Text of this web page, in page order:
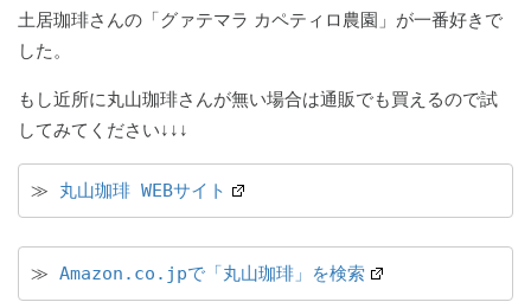
土居珈琲さんの「グァテマラ カペティロ農園」が一番好きで
した。
もし近所に丸山珈琲さんが無い場合は通販でも買えるので試
してみてください↓↓↓
≫ 丸山珈琲 WEBサイト
≫ Amazon.co.jpで「丸山珈琲」を検索